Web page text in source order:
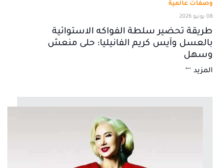
وصفات عالمية
08 يونيو 2026
طريقة تحضير سلطة الفواكه الاستوائية
بالعسل وآيس كريم الفانيليا: حلى منعش
وسهل
المزيد